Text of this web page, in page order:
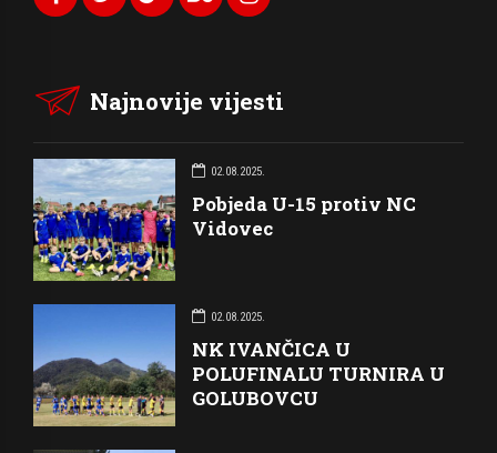
Najnovije vijesti
02.08.2025.
Pobjeda U-15 protiv NC
Vidovec
02.08.2025.
NK IVANČICA U
POLUFINALU TURNIRA U
GOLUBOVCU